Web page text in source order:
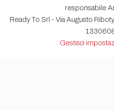
responsabile
Ready To Srl - Via Augusto
Gestisci